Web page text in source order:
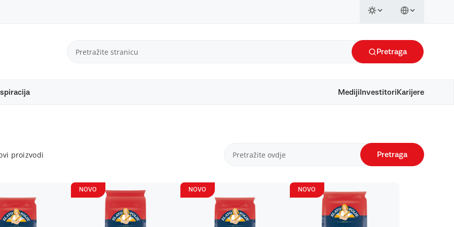
Pretraga
Mediji Investitori Karijere
proizvodi Pretraga
NOVO NOVO NOVO